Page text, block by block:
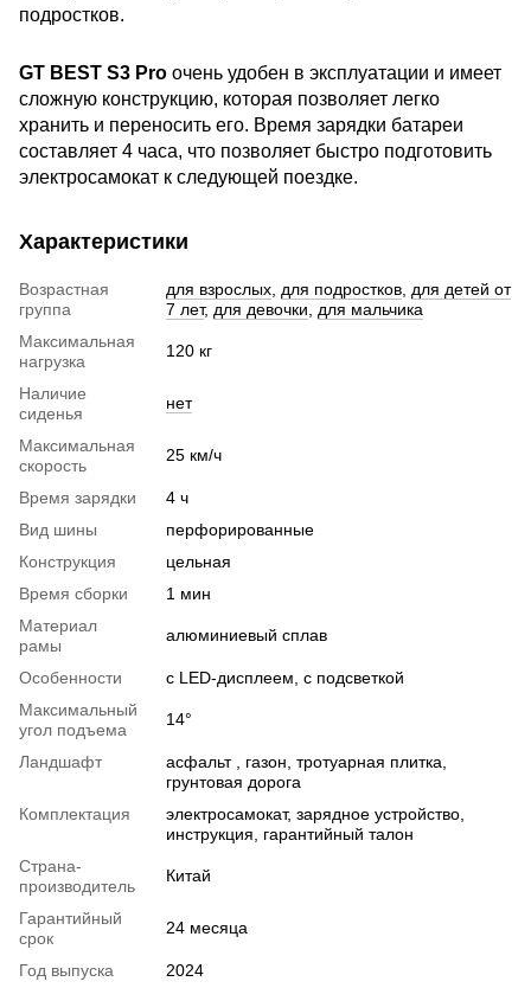
подростков.
GT BEST S3 Pro очень удобен в эксплуатации и имеет
сложную конструкцию, которая позволяет легко
хранить и переносить его. Время зарядки батареи
составляет 4 часа, что позволяет быстро подготовить
электросамокат к следующей поездке.
Характеристики
Возрастная
группа
для взрослых для подростков для детей от
7 лет, для девочки
для мальчика
Максимальная
нагрузка
120 кг
Наличие
сиденья
нет
Максимальная
скорость
25 км/ч
Время зарядки
4 ч
Вид шины
перфорированные
Конструкция
цельная
Время сборки
1 мин
Материал
рамы
алюминиевый сплав
Особенности
с LED-дисплеем, с подсветкой
Максимальный
угол подъема
14°
Ландшафт
асфальт , газон, тротуарная плитка,
грунтовая дорога
Комплектация
электросамокат, зарядное устройство,
инструкция, гарантийный талон
Страна-
производитель
Китай
Гарантийный
срок
24 месяца
Год выпуска 2024